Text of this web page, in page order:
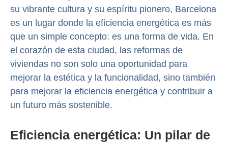
su vibrante cultura y su espíritu pionero, Barcelona
es un lugar donde la eficiencia energética es más
que un simple concepto: es una forma de vida. En
el corazón de esta ciudad, las reformas de
viviendas no son solo una oportunidad para
mejorar la estética y la funcionalidad, sino también
para mejorar la eficiencia energética y contribuir a
un futuro más sostenible.
Eficiencia energética: Un pilar de